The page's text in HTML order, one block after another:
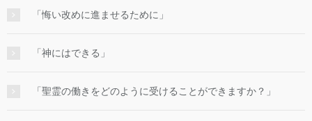
「悔い改めに進ませるために」
「神にはできる」
「聖霊の働きをどのように受けることができますか？」